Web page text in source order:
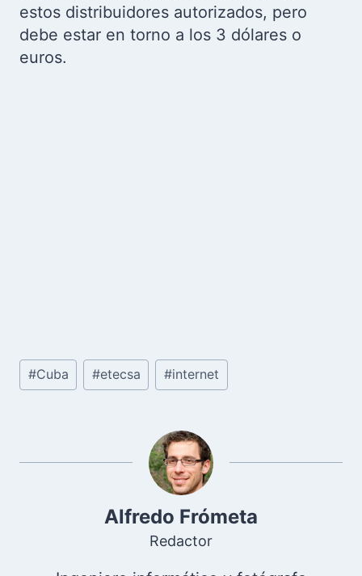
estos distribuidores autorizados, pero
debe estar en torno a los 3 dólares o
euros.
Etiquetas
de
#Cuba #etecsa #internet
Alfredo Frómeta
Redactor